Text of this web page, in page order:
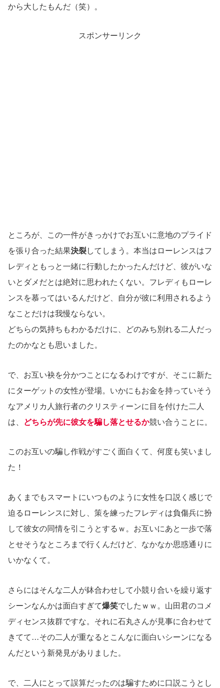
から大したもんだ（笑）。
スポンサーリンク
ところが、この一件がきっかけでお互いに意地のプライド
を張り合った結果決裂してしまう。本当はローレンスはフ
レディともっと一緒に行動したかったんだけど、彼がいな
いとダメだとは絶対に思われたくない。フレディもローレ
ンスを慕ってはいるんだけど、自分が彼に利用されるよう
なことだけは我慢ならない。
どちらの気持ちもわかるだけに、どのみち別れる二人だっ
たのかなとも思いました。
で、お互い袂を分かつことになるわけですが、そこに新た
にターゲットの女性が登場。いかにもお金を持っていそう
なアメリカ人旅行者のクリスティーンに目を付けた二人
は、
どちらが先に彼女を騙し落とせるか競い合うことに。
このお互いの騙し作戦がすごく面白くて、何度も笑いまし
た！
あくまでもスマートにいつものように女性を口説く感じで
迫るローレンスに対し、策を練ったフレディは負傷兵に扮
して彼女の同情を引こうとするｗ。お互いにあと一歩で落
とせそうなところまで行くんだけど、なかなか思惑通りに
いかなくて。
さらにはそんな二人が鉢合わせして小競り合いを繰り返す
シーンなんかは面白すぎて爆笑でしたｗｗ。山田君のコメ
ディセンス抜群ですな。それに石丸さんが見事に合わせて
きてて…その二人が重なるとこんなに面白いシーンになる
んだという新発見がありました。
で、二人にとって誤算だったのは騙すために口説こうとし